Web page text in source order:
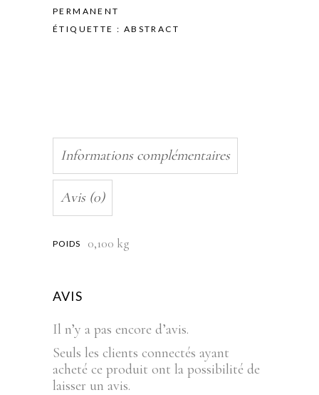
PERMANENT
ÉTIQUETTE : ABSTRACT
Informations complémentaires
Avis (0)
POIDS 0,100 kg
AVIS
Il n’y a pas encore d’avis.
Seuls les clients connectés ayant
acheté ce produit ont la possibilité de
laisser un avis.